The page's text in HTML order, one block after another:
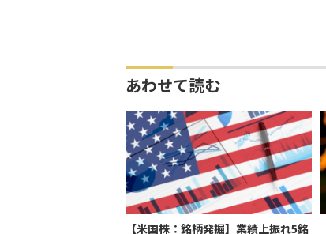
あわせて読む
【米国株：銘柄発掘】業績上振れ5銘